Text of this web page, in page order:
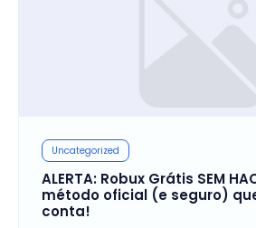
Uncategorized
ALERTA: Robux Grátis SEM
método oficial (e seguro)
conta!